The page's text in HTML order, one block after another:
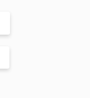
les petites
au feu, ce